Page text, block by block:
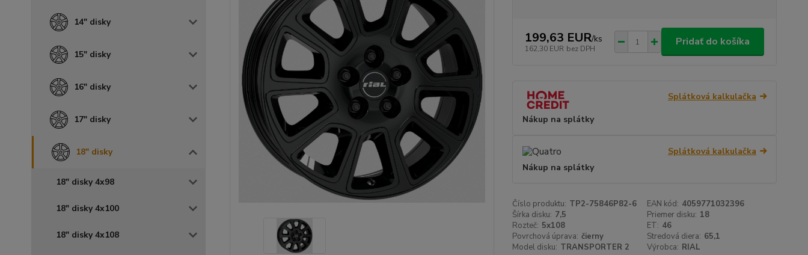
14" disky
15" disky
16" disky
17" disky
18" disky
18" disky 4x98
18" disky 4x100
18" disky 4x108
199,63 EUR/ks
162,30 EUR bez DPH
Pridať do košíka
Splátková kalkulačka
Nákup na splátky
Splátková kalkulačka
Nákup na splátky
Číslo produktu: TP2-75846P82-6 EAN kód: 4059771032396
Šírka disku: 7,5 Priemer disku: 18
Rozteč: 5x108 ET: 46
Povrchová úprava: čierny Stredová diera: 65,1
Model disku: TRANSPORTER 2 Výrobca: RIAL